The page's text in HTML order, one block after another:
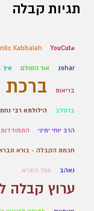
תגיות קבלה
#YouCut
Kabbalah
zohar אור הסולם איך
בריאות ברכת
ברסלב הילולתא רבי
הרב יוחי ימיני התמודדות
חכמת הקבלה - בורא
נאהב ספר התניא
ערוץ קבלה